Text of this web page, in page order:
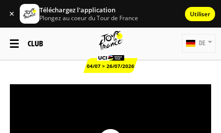
✕ Téléchargez l'application
Plongez au coeur du Tour de France Utiliser
CLUB
04/07 > 26/07/2026
DE